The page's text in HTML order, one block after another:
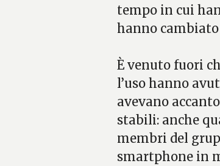
tempo in cui
hanno
È venuto fuori
l’uso hanno
avevano
stabili: anche
membri del
smartphone in